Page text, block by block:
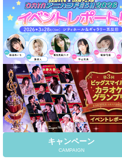
自宅でカラオケ歌い放題！
家族や友達と一緒に！練習にも！
キャンペーン
CAMPAIGN